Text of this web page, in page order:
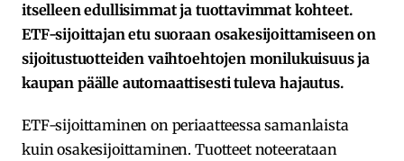
itselleen edullisimmat ja tuottavimmat kohteet.
ETF-sijoittajan etu suoraan osakesijoittamiseen on
sijoitustuotteiden vaihtoehtojen monilukuisuus ja
kaupan päälle automaattisesti tuleva hajautus.
ETF-sijoittaminen on periaatteessa samanlaista
kuin osakesijoittaminen. Tuotteet noteerataan